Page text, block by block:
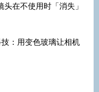
在不使用时「消失」